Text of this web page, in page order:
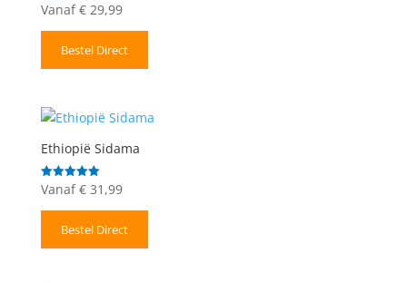
Gewaardeerd
5.00
uit 5
Vanaf €29,99
Bestel Direct
Ethiopië Sidama
Gewaardeerd
5.00
uit 5
Vanaf €31,99
Bestel Direct